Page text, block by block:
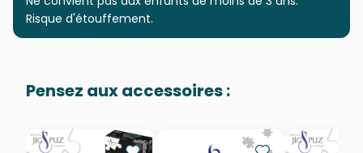
Age
Puzzle pour Adultes (500 à
Provenance Fabriqué en France
EAN 3667232000856
Risque d'étouffement.
Pensez aux accessoires :